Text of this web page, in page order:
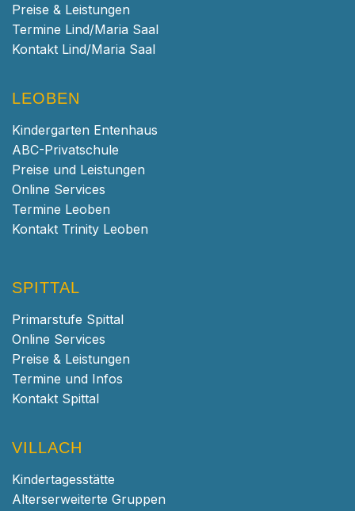
Preise & Leistungen
Termine Lind/Maria Saal
Kontakt Lind/Maria Saal
LEOBEN
Kindergarten Entenhaus
ABC-Privatschule
Preise und Leistungen
Online Services
Termine Leoben
Kontakt Trinity Leoben
SPITTAL
Primarstufe Spittal
Online Services
Preise & Leistungen
Termine und Infos
Kontakt Spittal
VILLACH
Kindertagesstätte
Alterserweiterte Gruppen